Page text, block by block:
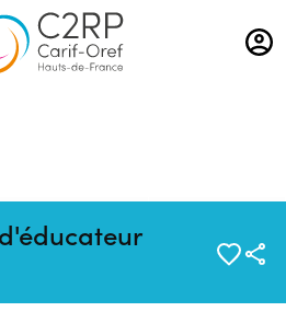
Aller
au
contenu
ONISEP